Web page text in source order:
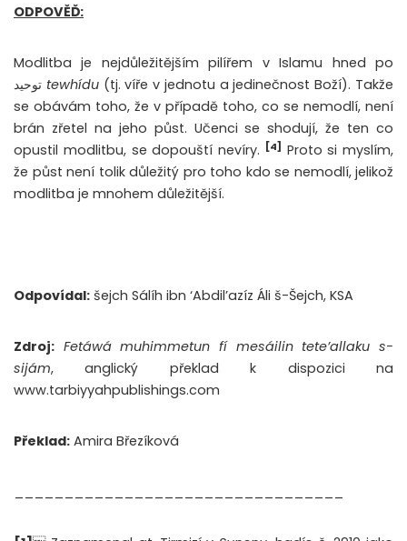
ODPOVĚĎ:
Modlitba je nejdůležitějším pilířem v Islamu hned po
tewhídu(tj. víře v jednotu a jedinečnost Boží). Takže
se obávám toho, že v případě toho, co se nemodlí, není
brán zřetel na jeho půst. Učenci se shodují, že ten co
opustil modlitbu, se dopouští nevíry. [4] Proto si myslím,
že půst není tolik důležitý pro toho kdo se nemodlí, jelikož
modlitba je mnohem důležitější.
Odpovídal: šejch Sálíh ibn ‘Abdil’azíz Áli š-Šejch, KSA
Zdroj: Fetáwá muhimmetun fí mesáilin tete’allaku s-
sijám, anglický překlad k dispozici na
www.tarbiyyahpublishings.com
Překlad: Amira Březíková